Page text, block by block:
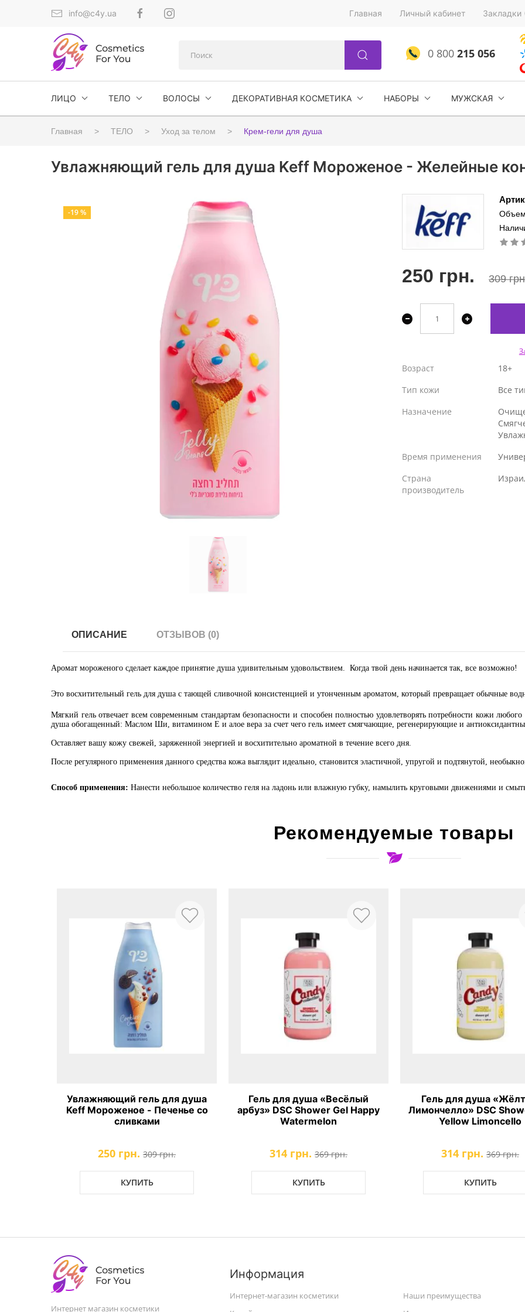
info@c4y.ua Главная Личный кабинет Закладки
0 800215 056
ЛИЦО ТЕЛО ВОЛОСЫ ДЕКОРАТИВНАЯ КОСМЕТИКА НАБОРЫ МУЖСКАЯ
Главная ТЕЛО Уход за телом Крем-гели для душа
Увлажняющий гель для душа Keff Мороженое - Желейные
-19 %
250 грн. 309
Возраст
18+
Тип кожи
Все
Назначение
Время применения
Страна
производитель
ОПИСАНИЕ ОТЗЫВОВ (0)
Аромат мороженого сделает каждое принятие душа удивительным удовольствием. Когда твой день начинается так, все возможно!
Это восхитительный гель для душа с тающей сливочной консистенцией и утонченным ароматом, который превращает обычные
Мягкий гель отвечает всем современным стандартам безопасности и способен полностью удовлетворять потребности кожи
душа обогащенный: Маслом Ши, витамином Е и алое вера за счет чего гель имеет смягчающие, регенерирующие и
Оставляет вашу кожу свежей, заряженной энергией и восхитительно ароматной в течение всего дня.
После регулярного применения данного средства кожа выглядит идеально, становится эластичной, упругой и подтянутой,
Способ применения: Нанести небольшое количество геля на ладонь или влажную губку, намылить круговыми движениями и
Рекомендуемые товары
Увлажняющий гель для душа
Keff Мороженое - Печенье со
сливками
250 грн. 309 грн.
КУПИТЬ
Гель для душа «Весёлый
арбуз» DSC Shower Gel Happy
Watermelon
314 грн. 369 грн.
КУПИТЬ
Гель для душа
Лимончелло» DSC
Yellow Limoncello
314 грн. 369 грн.
КУПИТЬ
Интернет магазин косметики
Информация
Интернет-магазин косметики
Наши преимущества